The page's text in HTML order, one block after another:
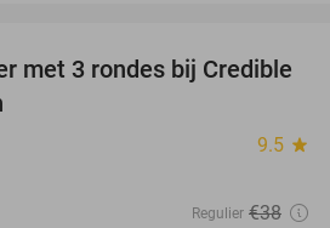
36%
met 3 rondes bij Credible
9.5 star
Regulier €38